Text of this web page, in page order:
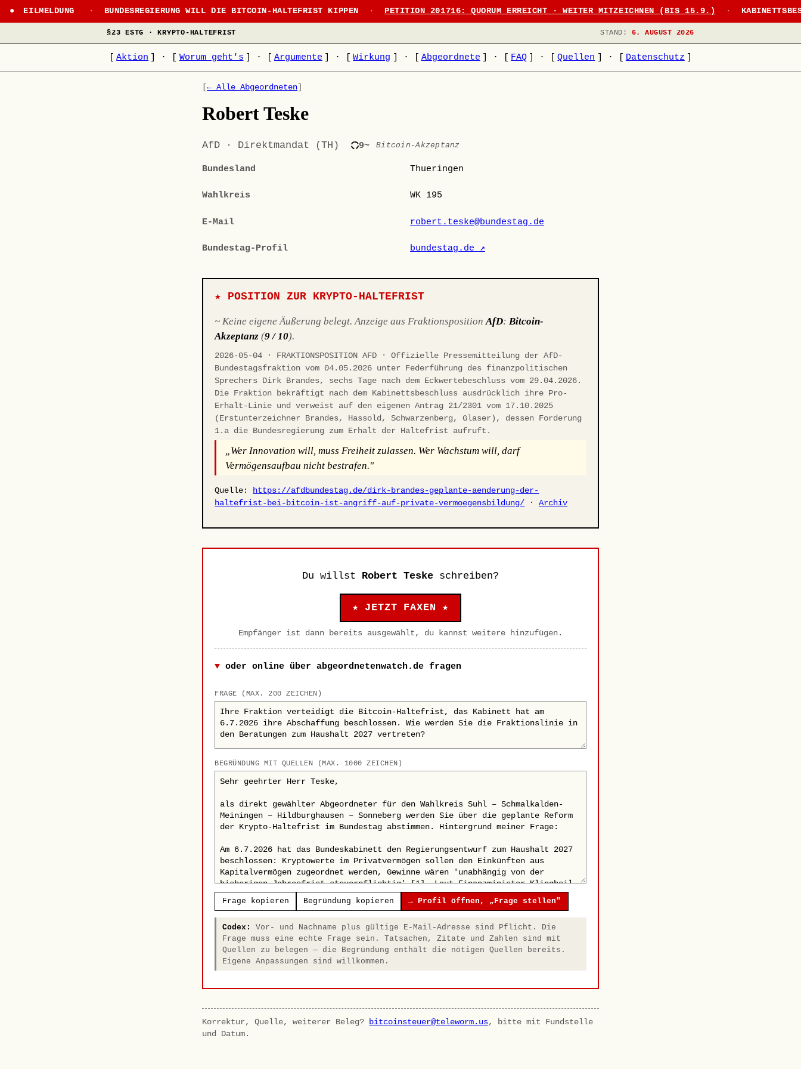
EILMELDUNG · BUNDESREGIERUNG WILL DIE BITCOIN-HALTEFRIST KIPPEN · PETITION 201716: QUORUM ERREICHT · WEITER MITZEICHNEN (BIS 15.9.) ·
§23 ESTG · KRYPTO-HALTEFRIST STAND: 6. AUGUST 2026
Aktion · Worum geht's · Argumente · Wirkung · Abgeordnete · FAQ · Quellen · Datenschutz
[← Alle Abgeordneten]
Robert Teske
AfD · Direktmandat (TH) 9~ Bitcoin-Akzeptanz
Bundesland Thueringen
Wahlkreis WK 195
E-Mail robert.teske@bundestag.de
Bundestag-Profil bundestag.de ↗
★ POSITION ZUR KRYPTO-HALTEFRIST
~ Keine eigene Äußerung belegt. Anzeige aus FraktionspositionAfD:Bitcoin-
Akzeptanz (9 / 10).
2026-05-04 · FRAKTIONSPOSITION AFD · Offizielle Pressemitteilung der AfD-
Bundestagsfraktion vom 04.05.2026 unter Federführung des finanzpolitischen
Sprechers Dirk Brandes, sechs Tage nach dem Eckwertebeschluss vom 29.04.2026.
Die Fraktion bekräftigt nach dem Kabinettsbeschluss ausdrücklich ihre Pro-
Erhalt-Linie und verweist auf den eigenen Antrag 21/2301 vom 17.10.2025
(Erstunterzeichner Brandes, Hassold, Schwarzenberg, Glaser), dessen Forderung
1.a die Bundesregierung zum Erhalt der Haltefrist aufruft.
„Wer Innovation will, muss Freiheit zulassen. Wer Wachstum will, darf
Vermögensaufbau nicht bestrafen."
Quelle:
https://afdbundestag.de/dirk-brandes-geplante-aenderung-der-
haltefrist-bei-bitcoin-ist-angriff-auf-private-vermoegensbildung/ ·Archiv
Du willst Robert Teske schreiben?
★ JETZT FAXEN ★
Empfänger ist dann bereits ausgewählt, du kannst weitere hinzufügen.
oder online über abgeordnetenwatch.de fragen
FRAGE (MAX. 200 ZEICHEN)
BEGRÜNDUNG MIT QUELLEN (MAX. 1000 ZEICHEN)
Frage kopieren Begründung kopieren → Profil öffnen, „Frage stellen"
Codex:
Vor- und Nachname plus gültige E-Mail-Adresse sind Pflicht. Die
Frage muss eine echte Frage sein. Tatsachen, Zitate und Zahlen sind mit
Quellen zu belegen — die Begründung enthält die nötigen Quellen bereits.
Eigene Anpassungen sind willkommen.
Korrektur, Quelle, weiterer Beleg? bitcoinsteuer@teleworm.us, bitte mit Fundstelle
und Datum.